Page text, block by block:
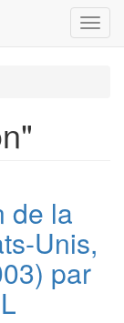
de la
Unis,
par